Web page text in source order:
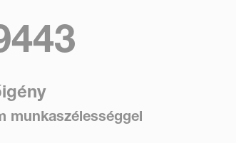
munkaszélességgel